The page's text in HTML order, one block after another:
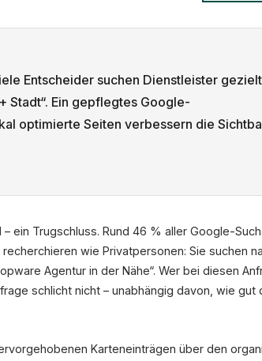
Entscheider suchen Dienstleister
Stadt“. Ein gepflegtes Google-
optimierte Seiten verbessern die
ein Trugschluss. Rund 46 % aller Google-
wie Privatpersonen: Sie suchen
Agentur in der Nähe“. Wer bei diesen
schlicht nicht – unabhängig davon, wie gut
Karteneinträgen über den